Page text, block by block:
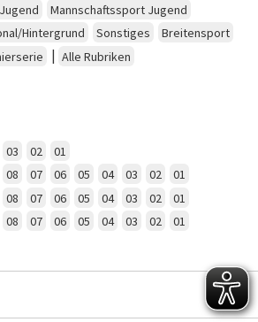
Mannschaftssport Jugend
Hintergrund Sonstiges
Breitensport
| Alle Rubriken
03 02 01
08 07 06 05 04 03 02 01
08 07 06 05 04 03 02 01
08 07 06 05 04 03 02
01